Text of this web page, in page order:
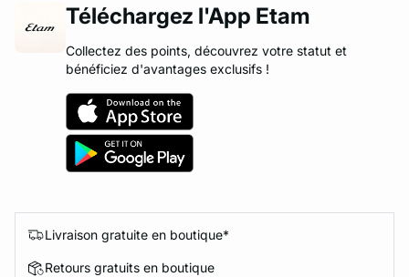
Téléchargez l'App Etam
Collectez des points, découvrez votre statut et
bénéficiez d'avantages exclusifs !
Livraison gratuite en boutique*
Retours gratuits en boutique